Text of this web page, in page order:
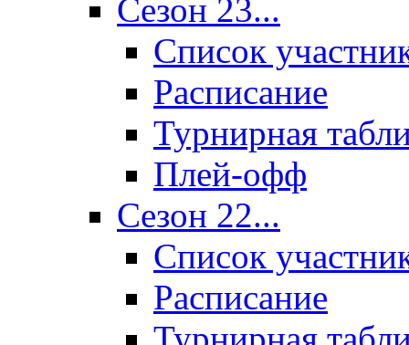
Сезон 23...
Список
Расписание
Турнирная
Плей-офф
Сезон 22...
Список
Расписание